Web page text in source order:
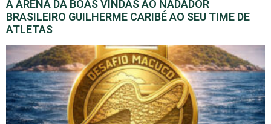
A ARENA DÁ BOAS VINDAS AO NADADOR
BRASILEIRO GUILHERME CARIBÉ AO SEU TIME DE
ATLETAS